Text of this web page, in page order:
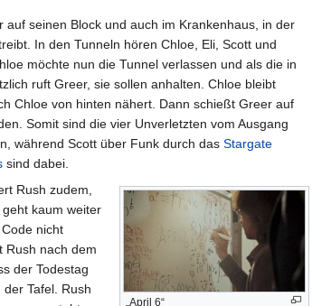
seinen Block und auch im Krankenhaus, in der
In den Tunneln hören Chloe, Eli, Scott und
möchte nun die Tunnel verlassen und als die in
ruft Greer, sie sollen anhalten. Chloe bleibt
Chloe von hinten nähert. Dann schießt Greer auf
Somit sind die vier Unverletzten vom Ausgang
während Scott über Funk durch das Stargate
sind dabei.
„April 6“
Rush zudem,
kaum weiter
nicht
Rush nach dem
der Todestag
Tafel. Rush